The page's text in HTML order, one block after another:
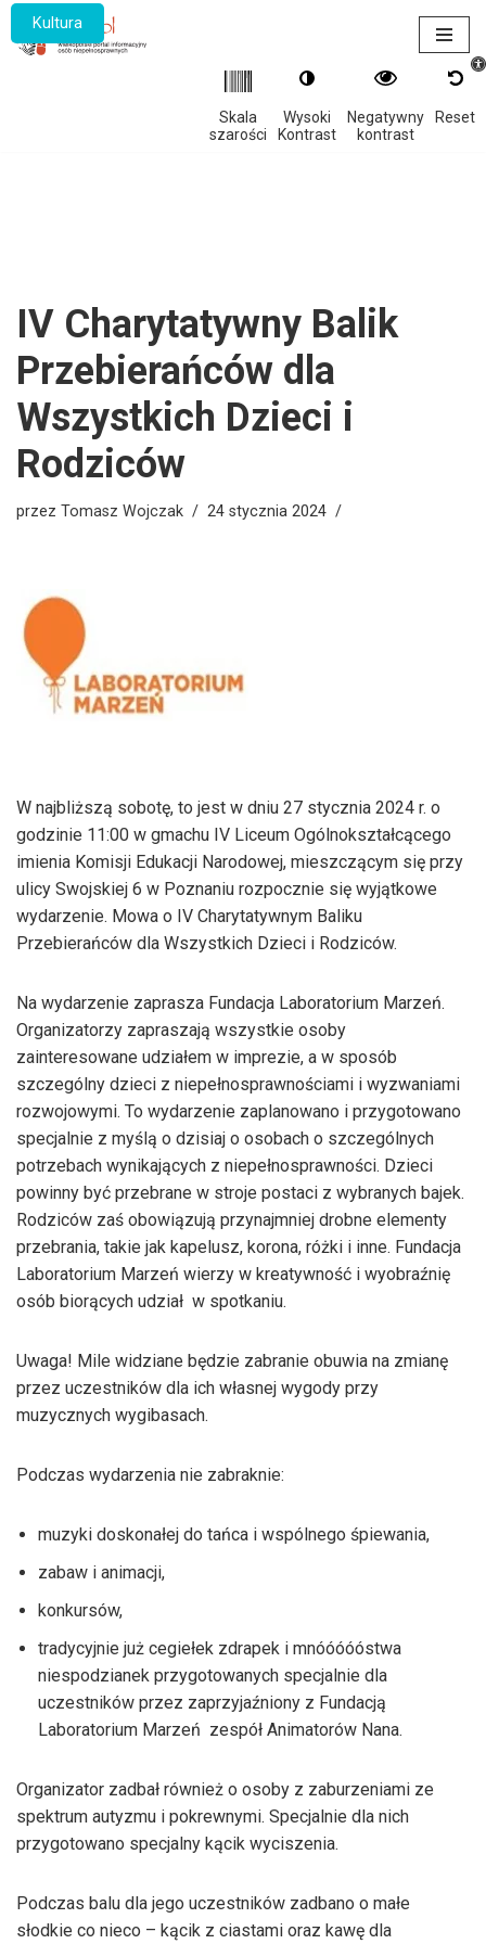
Skala
szarości
Wysoki
Kontrast
Negatywny
kontrast
Reset
Przejdź
IV Charytatywny Balik
Przebierańców dla
Wszystkich Dzieci i
Rodziców
przez Tomasz Wojczak 24 stycznia 2024
Kultura
W najbliższą sobotę, to jest w dniu 27 stycznia 2024 r. o
godzinie 11:00 w gmachu IV Liceum Ogólnokształcącego
imienia Komisji Edukacji Narodowej, mieszczącym się przy
ulicy Swojskiej 6 w Poznaniu rozpocznie się wyjątkowe
wydarzenie. Mowa o IV Charytatywnym Baliku
Przebierańców dla Wszystkich Dzieci i Rodziców.
Na wydarzenie zaprasza Fundacja Laboratorium Marzeń.
Organizatorzy zapraszają wszystkie osoby
zainteresowane udziałem w imprezie, a w sposób
szczególny dzieci z niepełnosprawnościami i wyzwaniami
rozwojowymi. To wydarzenie zaplanowano i przygotowano
specjalnie z myślą o dzisiaj o osobach o szczególnych
potrzebach wynikających z niepełnosprawności. Dzieci
powinny być przebrane w stroje postaci z wybranych bajek.
Rodziców zaś obowiązują przynajmniej drobne elementy
przebrania, takie jak kapelusz, korona, różki i inne. Fundacja
Laboratorium Marzeń wierzy w kreatywność i wyobraźnię
osób biorących udział w spotkaniu.
Uwaga! Mile widziane będzie zabranie obuwia na zmianę
przez uczestników dla ich własnej wygody przy
muzycznych wygibasach.
Podczas wydarzenia nie zabraknie:
muzyki doskonałej do tańca i wspólnego śpiewania,
zabaw i animacji,
konkursów,
tradycyjnie już cegiełek zdrapek i mnóóóóóstwa
niespodzianek przygotowanych specjalnie dla
uczestników przez zaprzyjaźniony z Fundacją
Laboratorium Marzeń zespół Animatorów Nana.
Organizator zadbał również o osoby z zaburzeniami ze
spektrum autyzmu i pokrewnymi. Specjalnie dla nich
przygotowano specjalny kącik wyciszenia.
Podczas balu dla jego uczestników zadbano o małe
słodkie co nieco – kącik z ciastami oraz kawę dla